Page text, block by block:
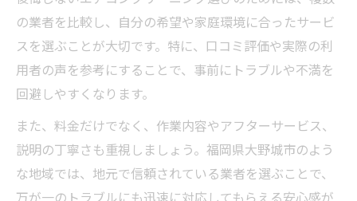
の業者を比較し、自分の希望や家庭環境に合ったサービ
スを選ぶことが大切です。特に、口コミ評価や実際の利
用者の声を参考にすることで、事前にトラブルや不満を
回避しやすくなります。
また、料金だけでなく、作業内容やアフターサービス、
説明の丁寧さも重視しましょう。福岡県大野城市のよう
な地域では、地元で信頼されている業者を選ぶことで、
万が一のトラブルにも迅速に対応してもらえる安心感が